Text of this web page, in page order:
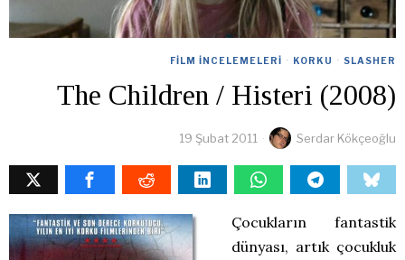
FILM İNCELEMELERI · KORKU · SLASHER
The Children / Histeri (2008)
19 Şubat 2011 Serdar Kökçeoğlu
Çocukların fantastik
dünyası, artık çocukluk